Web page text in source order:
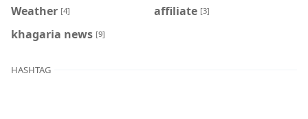
Weather [4] affiliate [3]
khagaria news [9]
HASHTAG